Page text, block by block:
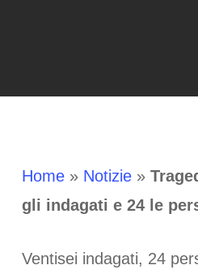
Home» Notizie»
gli indagati e 24 le
Ventisei indagati, 24